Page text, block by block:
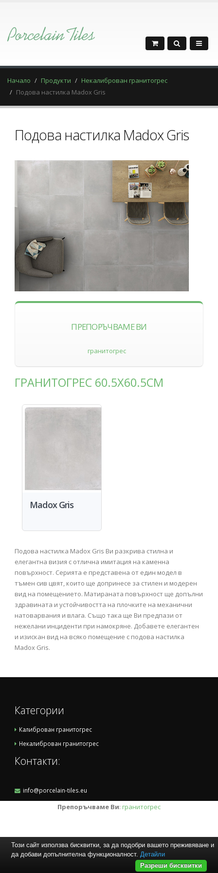
Начало Продукти
Некалиброван гранитогрес
Подова настилка Madox Gris
Подова настилка Madox Gris
ПРЕПОРЪЧВАМЕ ВИ
гранитогрес
ГРАНИТОГРЕС 60.5Х60.5СМ
Madox Gris
Подова настилка Madox Gris Ви разкрива стилна и
елегантна визия с отлична имитация на каменна
повърхност. Серията е представена от един модел в
тъмен сив цвят, които ще допринесе за стилен и модерен
вид на помещението. Матираната повърхност ще допълни
здравината и устойчивостта на плочките на механични
натоварвания и влага. Също така ще Ви предпази от
нежелани инциденти при намокряне. Добавете елегантен
и изискан вид на всяко помещение с подова настилка
Madox Gris.
Категории
Калиброван гранитогрес
Некалиброван гранитогрес
Контакти:
info@porcelain-tiles.eu
Препоръчваме Ви: гранитогрес
Този сайт използва бисквитки, за да подобри вашето преживяване и
да добави допълнителна функционалност. Детайли
Разреши бисквитки